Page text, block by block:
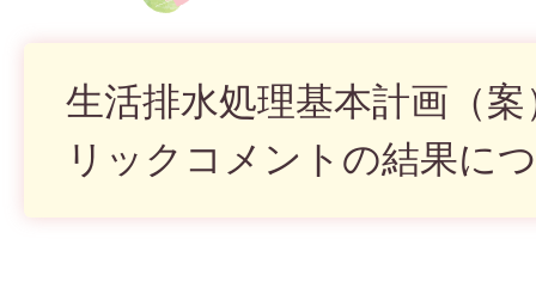
生活排水処理基本計画（
リックコメントの結果に